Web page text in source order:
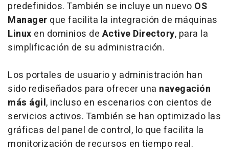
predefinidos. También se incluye un nuevo OS
Manager que facilita la integración de máquinas
Linux en dominios de Active Directory, para la
simplificación de su administración.
Los portales de usuario y administración han
sido rediseñados para ofrecer una navegación
más ágil, incluso en escenarios con cientos de
servicios activos. También se han optimizado las
gráficas del panel de control, lo que facilita la
monitorización de recursos en tiempo real.